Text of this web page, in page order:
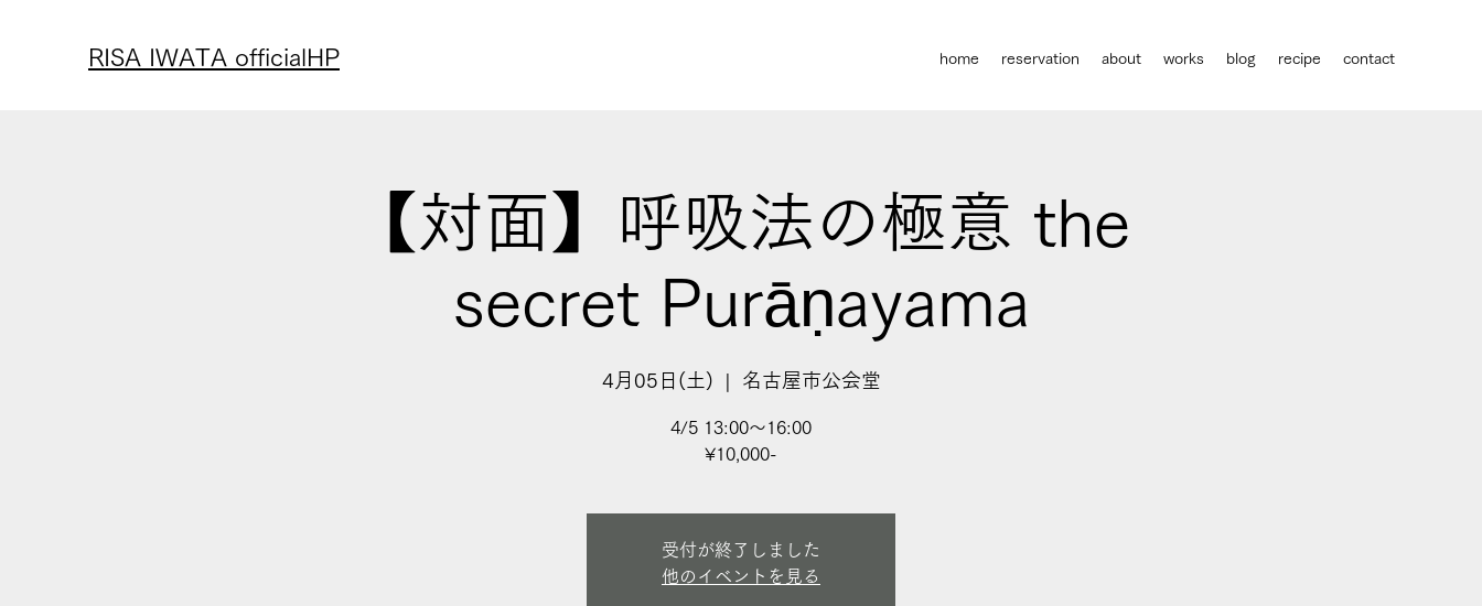
RISA IWATA officialHP home reservation about works blog recipe contact
【対面】呼吸法の極意 the
secret Purāṇayama
4月05日(土)
  |
名古屋市公会堂
4/5 13:00〜16:00
¥10,000-
受付が終了しました
他のイベントを見る